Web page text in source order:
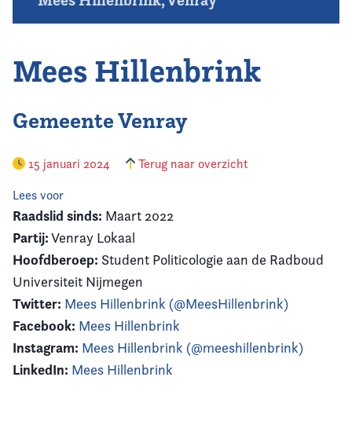
Mees Hillenbrink
Gemeente Venray
15 januari 2024 Terug naar overzicht
Lees voor
Raadslid sinds: Maart 2022
Partij:Venray Lokaal
Hoofdberoep: Student Politicologie aan de Radboud
Universiteit Nijmegen
Twitter: Mees Hillenbrink (@MeesHillenbrink)
Facebook: Mees Hillenbrink
Instagram: Mees Hillenbrink (@meeshillenbrink)
LinkedIn: Mees Hillenbrink